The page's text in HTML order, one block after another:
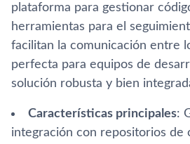
plataforma para gestionar
herramientas para el
facilitan la comunicación entre
perfecta para equipos de
solución robusta y bien
Características principales:
integración con repositorios de